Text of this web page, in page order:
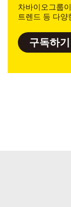
차바이오그룹
트렌드 등 다양
구독하기